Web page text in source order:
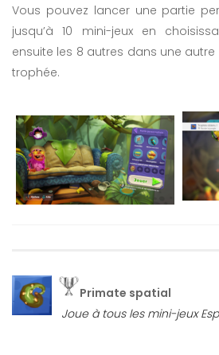
Vous pouvez lancer une partie
jusqu’à 10 mini-jeux en
ensuite les 8 autres dans une
trophée.
Primate spatial
Joue à tous les mini-jeux